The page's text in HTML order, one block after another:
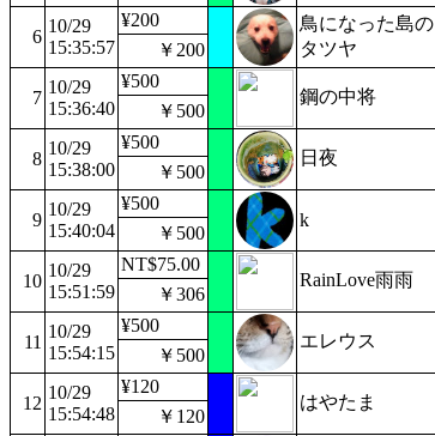
6
10/29
15:35:57
¥200
鳥になった島の
タツヤ
￥200
7
10/29
15:36:40
¥500
鋼の中将
￥500
8
10/29
15:38:00
¥500
日夜
￥500
9
10/29
15:40:04
¥500
k
￥500
10
10/29
15:51:59
NT$75.00
RainLove雨雨
￥306
11
10/29
15:54:15
¥500
エレウス
￥500
12
10/29
15:54:48
¥120
はやたま
￥120